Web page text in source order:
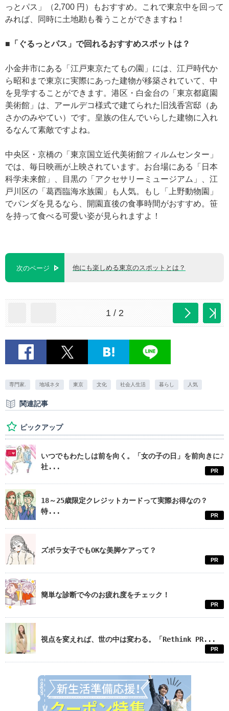
っとパス」（2,700 円）もおすすめ。これで東京中を回って
みれば、同時に土地勘も養うことができますね！
■「ぐるっとパス」で回れるおすすめスポットは？
小金井市にある「江戸東京たてもの園」には、江戸時代か
ら昭和まで東京に実際にあった建物が移築されていて、中
を見学することができます。港区・白金台の「東京都庭園
美術館」は、アールデコ様式で建てられた旧浅香宮邸（あ
さかのみやてい）です。皇族の住んでいらした建物に入れ
るなんて素敵ですよね。
中央区・京橋の「東京国立近代美術館フィルムセンター」
では、毎日映画が上映されています。お台場にある「日本
科学未来館」、目黒の「アクセサリーミュージアム」、江
戸川区の「葛西臨海水族園」も人気。もし「上野動物園」
でパンダを見るなら、開園直後の食事時間がおすすめ。笹
を持って食べる可愛い姿が見られますよ！
次のページ 他にも楽しめる東京のスポットとは？
1 / 2
専門家. 地域ネタ 東京 文化 社会人生活 暮らし 人気
関連記事
ピックアップ
いつでもわたしは前を向く。「女の子の日」を前向きに♪
社...
PR
18～25歳限定クレジットカードって実際お得なの？
特...
PR
ズボラ女子でもOKな美脚ケアって？
PR
簡単な診断で今のお疲れ度をチェック！
PR
視点を変えれば、世の中は変わる。「Rethink PR...
PR